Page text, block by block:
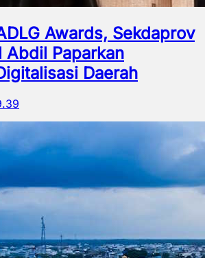
Awards, Sekdaprov
Abdil Paparkan
Daerah